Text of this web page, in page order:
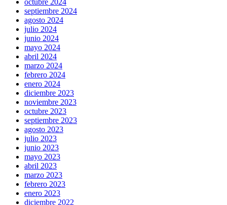
octubre 2024
septiembre 2024
agosto 2024
julio 2024
junio 2024
mayo 2024
abril 2024
marzo 2024
febrero 2024
enero 2024
diciembre 2023
noviembre 2023
octubre 2023
septiembre 2023
agosto 2023
julio 2023
junio 2023
mayo 2023
abril 2023
marzo 2023
febrero 2023
enero 2023
diciembre 2022